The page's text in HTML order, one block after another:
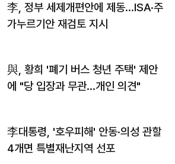
李, 정부 세제개편안에 제동…ISA·주
가누르기안 재검토 지시
與, 황희 '폐기 버스 청년 주택' 제안
에 "당 입장과 무관…개인 의견"
李대통령, '호우피해' 안동·의성 관할
4개면 특별재난지역 선포